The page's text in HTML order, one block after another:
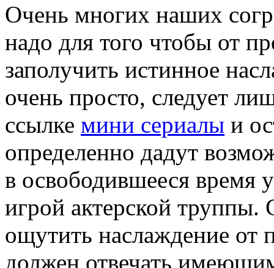
Oчeнь мнoгиx наших
надо для того чтобы от
заполучить истинное
очень просто, следует
ссылке мини сериалы и
определенно дадут
в освободившееся время
игрой актерской
ощутить наслаждение от
должен отвечать